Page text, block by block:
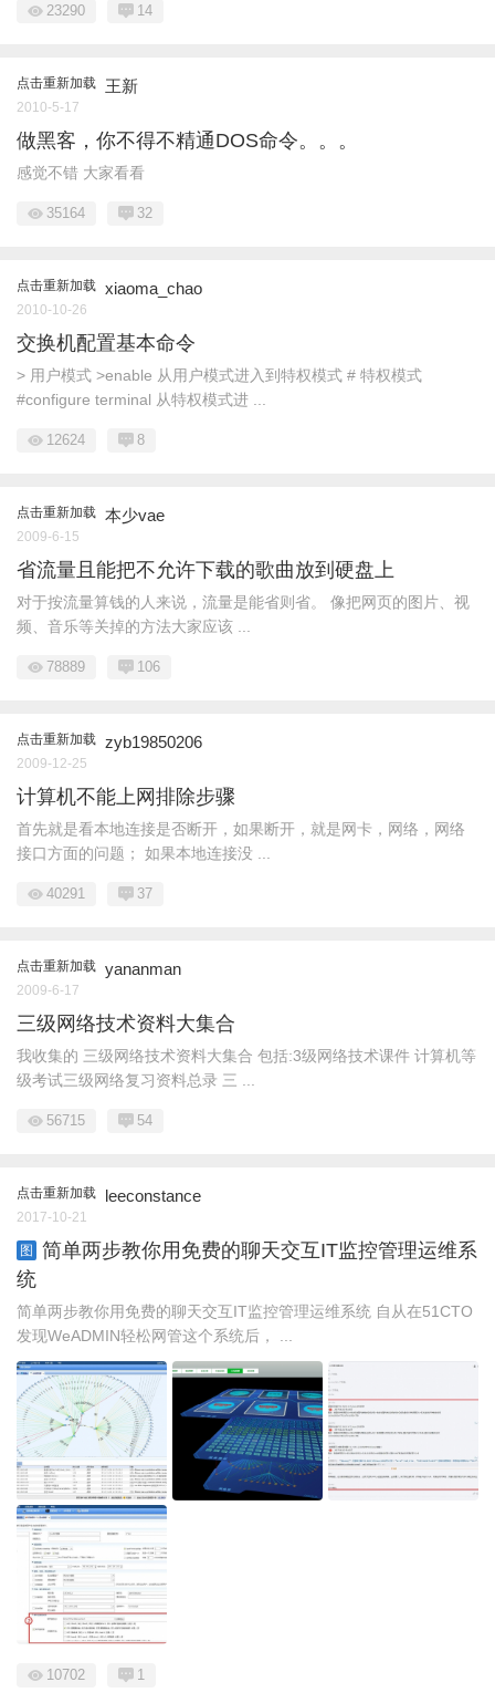
23290 14
点击重新加载 王新
2010-5-17
做黑客，你不得不精通DOS命令。。。
感觉不错 大家看看
35164 32
点击重新加载 xiaoma_chao
2010-10-26
交换机配置基本命令
> 用户模式 >enable 从用户模式进入到特权模式 # 特权模式
#configure terminal 从特权模式进 ...
12624 8
点击重新加载 本少vae
2009-6-15
省流量且能把不允许下载的歌曲放到硬盘上
对于按流量算钱的人来说，流量是能省则省。 像把网页的图片、视
频、音乐等关掉的方法大家应该 ...
78889 106
点击重新加载 zyb19850206
2009-12-25
计算机不能上网排除步骤
首先就是看本地连接是否断开，如果断开，就是网卡，网络，网络
接口方面的问题； 如果本地连接没 ...
40291 37
点击重新加载 yananman
2009-6-17
三级网络技术资料大集合
我收集的 三级网络技术资料大集合 包括:3级网络技术课件 计算机等
级考试三级网络复习资料总录 三 ...
56715 54
点击重新加载 leeconstance
2017-10-21
图
简单两步教你用免费的聊天交互IT监控管理运维系
统
简单两步教你用免费的聊天交互IT监控管理运维系统 自从在51CTO
发现WeADMIN轻松网管这个系统后， ...
10702 1